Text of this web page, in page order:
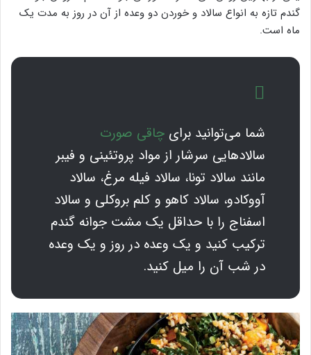
گندم تازه به انواع سالاد و خوردن دو وعده از آن در روز به مدت یک
ماه است.
شما می‌توانید برای چاقی صورت
سالادهایی سرشار از مواد پروتئینی و فیبر
مانند سالاد تونا، سالاد فیله مرغ، سالاد
آووکادو، سالاد کاهو و کلم بروکلی و سالاد
اسفناج را با حداقل یک مشت جوانه گندم
ترکیب کنید و یک وعده در روز و یک وعده
در شب آن را میل کنید.